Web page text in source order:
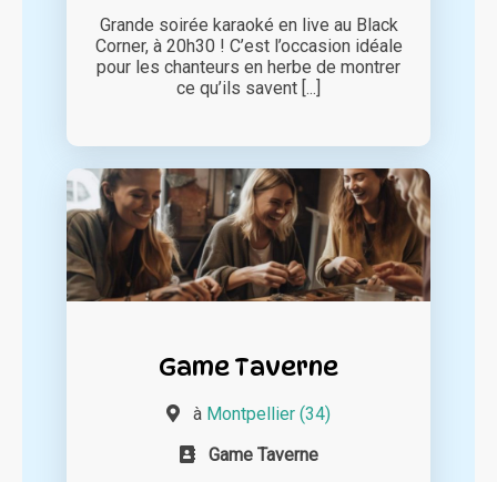
Grande soirée karaoké en live au Black
Corner, à 20h30 ! C’est l’occasion idéale
pour les chanteurs en herbe de montrer
ce qu’ils savent [...]
Game Taverne
à Montpellier (34)
Game Taverne